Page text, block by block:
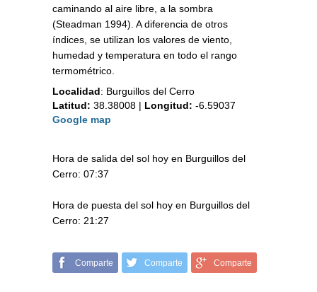
caminando al aire libre, a la sombra
(Steadman 1994). A diferencia de otros
índices, se utilizan los valores de viento,
humedad y temperatura en todo el rango
termométrico.
Localidad: Burguillos del Cerro
Latitud: 38.38008 | Longitud: -6.59037
Google map
Hora de salida del sol hoy en Burguillos del
Cerro: 07:37
Hora de puesta del sol hoy en Burguillos del
Cerro: 21:27
Comparte Comparte Comparte